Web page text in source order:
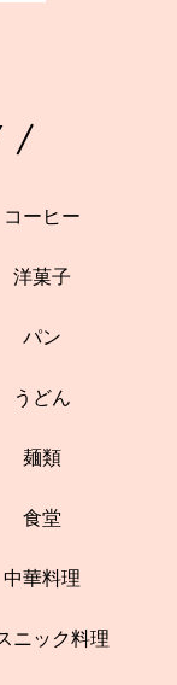
/
コーヒー
洋菓子
パン
うどん
麺類
食堂
中華料理
ニック料理